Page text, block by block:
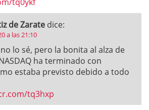
de Zarate dice:
a las 21:10
no lo sé, pero la bonita al alza de
ha terminado con
estaba previsto debido a todo
tq3hxp